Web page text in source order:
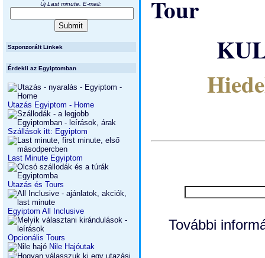
Új Last minute. E-mail:
Szponzorált Linkek
Érdekli az Egyiptomban
Utazás Egyiptom - Home
Szállások itt: Egyiptom
Last Minute Egyiptom
Utazás és Tours
Egyiptom All Inclusive
Opcionális Tours
Nile Hajóutak
További